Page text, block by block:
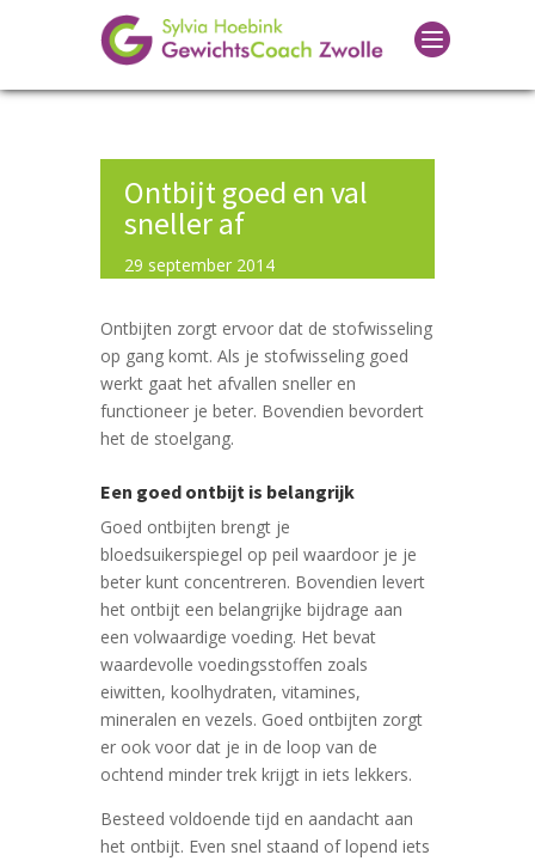
Ontbijt goed en val
sneller af
29 september 2014
Ontbijten zorgt ervoor dat de stofwisseling
op gang komt. Als je stofwisseling goed
werkt gaat het afvallen sneller en
functioneer je beter. Bovendien bevordert
het de stoelgang.
Een goed ontbijt is belangrijk
Goed ontbijten brengt je
bloedsuikerspiegel op peil waardoor je je
beter kunt concentreren. Bovendien levert
het ontbijt een belangrijke bijdrage aan
een volwaardige voeding. Het bevat
waardevolle voedingsstoffen zoals
eiwitten, koolhydraten, vitamines,
mineralen en vezels. Goed ontbijten zorgt
er ook voor dat je in de loop van de
ochtend minder trek krijgt in iets lekkers.
Besteed voldoende tijd en aandacht aan
het ontbijt. Even snel staand of lopend iets